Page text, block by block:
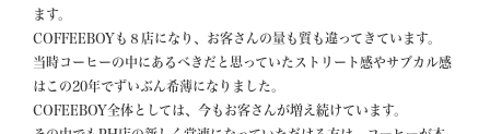
ます。
COFFEEBOYも８店になり、お客さんの量も質も違ってきています。
当時コーヒーの中にあるべきだと思っていたストリート感やサブカル感
はこの20年でずいぶん希薄になりました。
COFEEBOY全体としては、今もお客さんが増え続けています。